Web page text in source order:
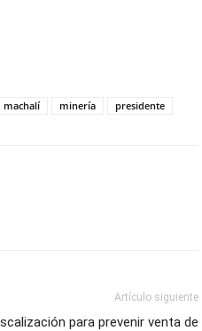
machalí minería presidente
Artículo siguiente
para prevenir venta de